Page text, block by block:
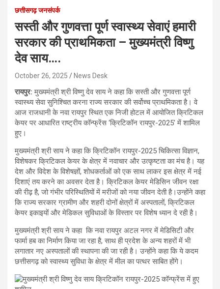
छत्तीसगढ़ जनसंपर्क
सस्ती और गुणवत्ता पूर्ण स्वास्थ्य सेवाएं हमारी
सरकार की प्राथमिकता – मुख्यमंत्री विष्णु
देव साय….
October 26, 2025 News Desk
रायपुर: मुख्यमंत्री श्री विष्णु देव साय ने कहा कि सस्ती और गुणवत्ता पूर्ण
स्वास्थ्य सेवा सुनिश्चित करना राज्य सरकार की सर्वोच्च प्राथमिकता है। वे
आज राजधानी के नवा रायपुर स्थित एक निजी होटल में आयोजित क्रिटिकल
केयर पर आधारित राष्ट्रीय कॉन्फ्रेंस ‘क्रिटिकॉन रायपुर-2025’ में शामिल
हुए।
मुख्यमंत्री श्री साय ने कहा कि क्रिटिकॉन रायपुर-2025 चिकित्सा विज्ञान,
विशेषकर क्रिटिकल केयर के क्षेत्र में नवाचार और उत्कृष्टता का मंच है। यह
देश और विदेश के विशेषज्ञों, शोधकर्ताओं को एक साथ लाकर इस क्षेत्र में नई
दिशाएं तय करने का अवसर देता है। क्रिटिकल केयर मेडिसिन जीवन रक्षा
की रीढ़ है, जो गंभीर परिस्थितियों में मरीजों को नया जीवन देती है।उन्होंने कहा
कि राज्य सरकार ग्रामीण और शहरी दोनों क्षेत्रों में अस्पतालों, क्रिटिकल
केयर इकाइयों और मेडिकल सुविधाओं के विस्तार पर विशेष ध्यान दे रही है।
मुख्यमंत्री श्री साय ने कहा कि नवा रायपुर अटल नगर में मेडिसिटी और
फार्मा हब का निर्माण किया जा रहा है, साथ ही प्रदेश के अन्य शहरों में भी
लगातार नए अस्पतालों की स्थापना की जा रही है। उन्होंने कहा कि ये कदम
छत्तीसगढ़ को स्वास्थ्य सुविधा के क्षेत्र में मील का पत्थर साबित होंगे।